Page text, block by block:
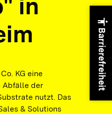
in
KG eine
Abfälle der
nutzt. Das
& Solutions
accessibility
Barrierefreiheit